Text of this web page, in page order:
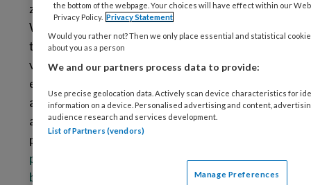
zorgorganisaties, inventariseerde
Waardigheid en Trotsruim 150 technologische
toepassingen. Eén daarvan is de
vanPleyadevoor mensen met dementie. Dit is
een ruimte in het verpleeghuis die zich onder
andere met foto’s, muziek en video’s kan
aanpassen aan de bewoner. De ervaringen zijn
positief. Kijk op
www.​waardigheidentro​ts.​nl/​
praktijk/​technologische-toepassing-
beleefkamer
. Het actuele overzicht van
the bottom of the webpage. Your choices will have effect within our
Privacy Policy. Privacy Statement
Would you rather not? Then we only place essential and statistical
about you as a person
We and our partners process data to provide:
Use precise geolocation data. Actively scan device characteristics for
information on a device. Personalised advertising and content,
audience research and services development.
List of Partners (vendors)
Manage Preferences